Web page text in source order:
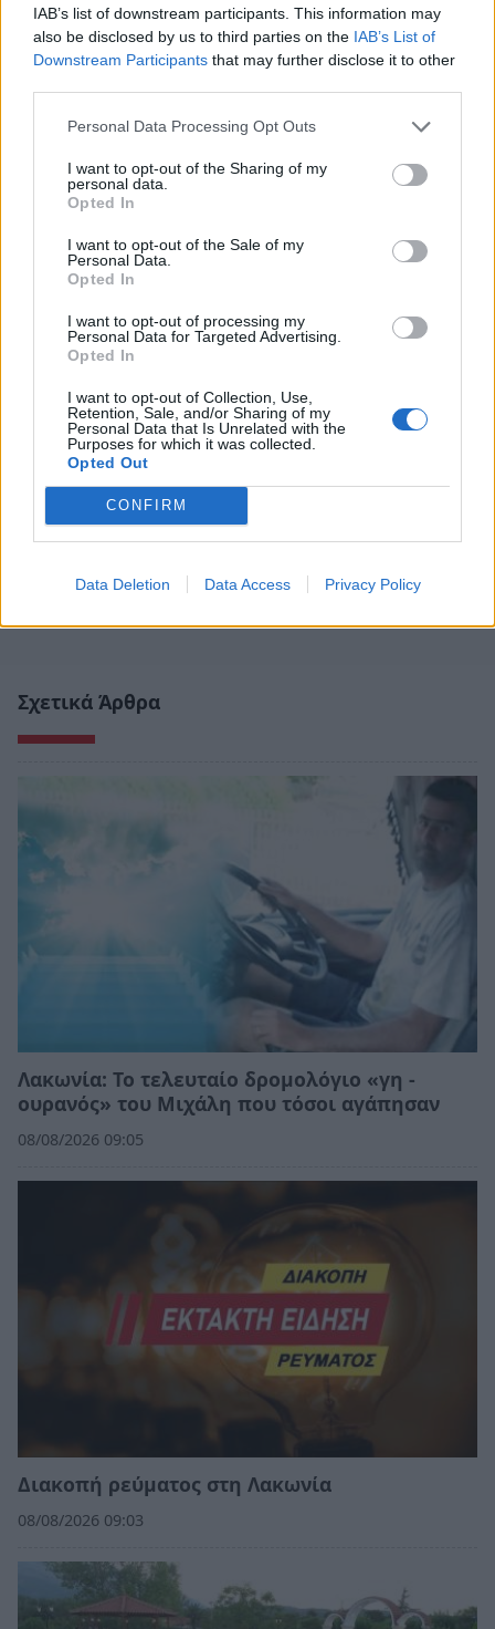
IAB’s list of downstream participants. This information may
also be disclosed by us to third parties on the IAB’s List of
Downstream Participants that may further disclose it to other
Personal Data Processing Opt Outs
I want to opt-out of the Sharing of my
personal data.
Opted In
I want to opt-out of the Sale of my
Personal Data.
Opted In
I want to opt-out of processing my
Personal Data for Targeted Advertising.
Opted In
I want to opt-out of Collection, Use,
Retention, Sale, and/or Sharing of my
Personal Data that Is Unrelated with the
Purposes for which it was collected.
Opted Out
CONFIRM
Data Deletion Data Access Privacy Policy
Σχετικά Άρθρα
Λακωνία: Το τελευταίο δρομολόγιο «γη -
ουρανός» του Μιχάλη που τόσοι αγάπησαν
08/08/2026 09:05
Διακοπή ρεύματος στη Λακωνία
08/08/2026 09:03